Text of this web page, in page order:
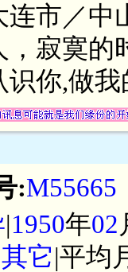
连市／
，寂寞
你,做
:M55665
|1950年02
其它|平均